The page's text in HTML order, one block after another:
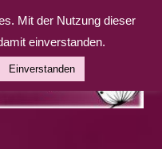
Mit der Nutzung dieser
einverstanden.
Einverstanden